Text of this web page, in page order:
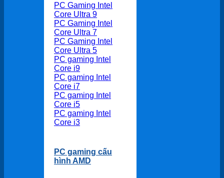
PC Gaming Intel
Core Ultra 9
PC Gaming Intel
Core Ultra 7
PC Gaming Intel
Core Ultra 5
PC gaming Intel
Core i9
PC gaming Intel
Core i7
PC gaming Intel
Core i5
PC gaming Intel
Core i3
PC gaming cấu
hình AMD